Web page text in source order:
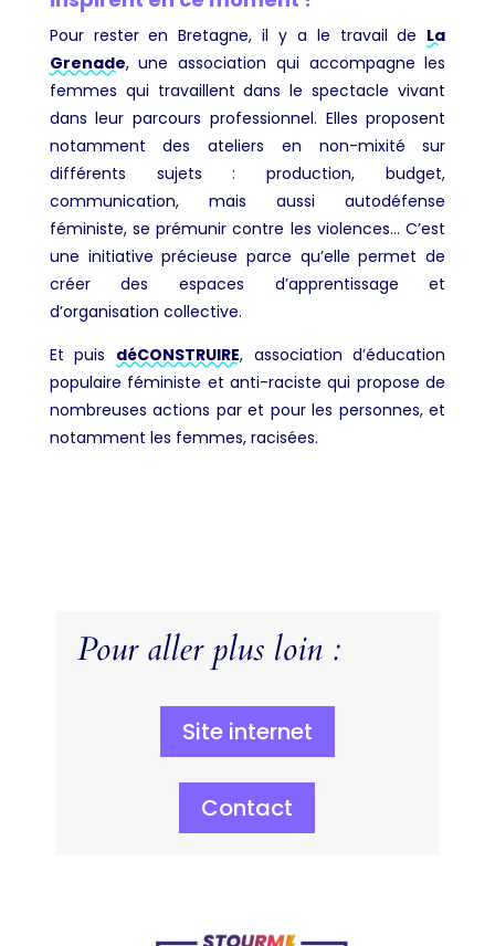
Pour rester en Bretagne, il y a le travail de La
Grenade, une association qui accompagne les
femmes qui travaillent dans le spectacle vivant
dans leur parcours professionnel. Elles proposent
notamment des ateliers en non-mixité sur
différents sujets : production, budget,
communication, mais aussi autodéfense
féministe, se prémunir contre les violences… C’est
une initiative précieuse parce qu’elle permet de
créer des espaces d’apprentissage et
d’organisation collective.
Et puis déCONSTRUIRE, association d’éducation
populaire féministe et anti-raciste qui propose de
nombreuses actions par et pour les personnes, et
notamment les femmes, racisées.
Pour aller plus loin :
Site internet
Contact